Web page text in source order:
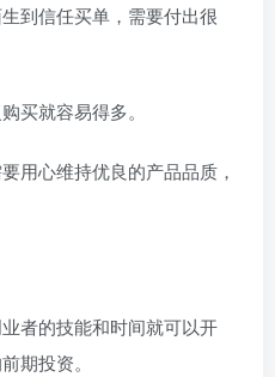
到信任买单，需要付出很
买就容易得多。
用心维持优良的产品品质，
者的技能和时间就可以开
期投资。